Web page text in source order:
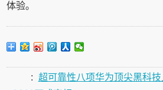
体验｡
: 超可靠性八项华为顶尖黑科